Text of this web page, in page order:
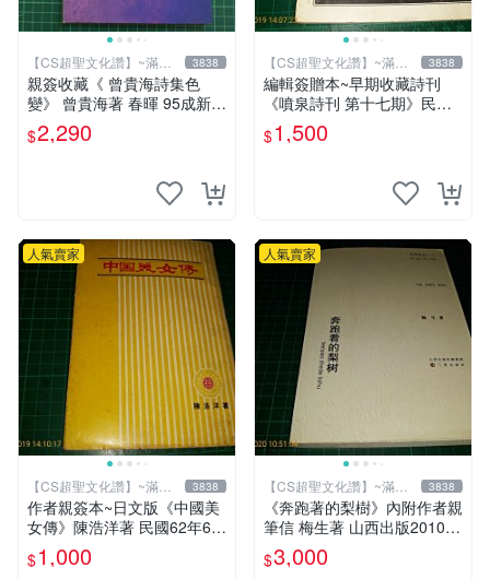
【CS超聖文化讚】~滿千
元送運
3838
親簽收藏《 曾貴海詩集色
變》 曾貴海著 春暉 95成新
【 CS超聖文化2讚】
$2,290
【CS超聖文化讚】~滿千
元送運
3838
編輯簽贈本~早期收藏詩刊
《噴泉詩刊 第十七期》民國7
5年 噴泉詩社 【CS超聖文化
讚】
$1,500
人氣賣家
【CS超聖文化讚】~滿千
元送運
3838
作者親簽本~日文版《中國美
女傳》陳浩洋著 民國62年6月
出版 【CS超聖文化讚】
$1,000
人氣賣家
【CS超聖文化讚】~滿千
元送運
3838
《奔跑著的梨樹》內附作者親
筆信 梅生著 山西出版2010年
第一版一刷 【CS超聖文化
讚】
$3,000